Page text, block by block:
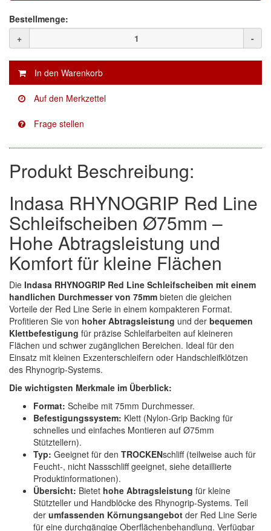
Facdos
Finixa
Indasa
KWASNY
Mirka
(1)
Novol
(3)
Prevost
(3)
Proma
(21)
Sia
(3)
Spectral
(5)
StarChem
(1)
Sundstrom
(4)
Troton
Wibeco
Bestellmenge:
+
-
Produkt Beschreibung:
Indasa RHYNOGRIP Red Line
Schleifscheiben Ø75mm –
Hohe Abtragsleistung und
Komfort für kleine Flächen
Die Indasa RHYNOGRIP Red Line Schleifscheiben mit einem
handlichen Durchmesser von 75mm bieten die gleichen
Vorteile der Red Line Serie in einem kompakteren Format.
Profitieren Sie von hoher Abtragsleistung und der bequemen
Klettbefestigung für präzise Schleifarbeiten auf kleineren
Flächen und schwer zugänglichen Bereichen. Ideal für den
Einsatz mit kleinen Exzenterschleifern oder Handschleifklötzen
des Rhynogrip-Systems.
Die wichtigsten Merkmale im Überblick:
Format: Scheibe mit 75mm Durchmesser.
Befestigungssystem: Klett (Nylon-Grip Backing für
schnelles und einfaches Montieren auf Ø75mm
Stütztellern).
Typ: Geeignet für den TROCKENschliff (teilweise auch für
Feucht-, nicht Nassschliff geeignet, siehe detaillierte
Produktinformationen).
Übersicht: Bietet hohe Abtragsleistung für kleine
Stützteller und Handblöcke des Rhynogrip-Systems. Teil
der umfassenden Körnungsangebot der Red Line Serie
für eine durchgängige Oberflächenbehandlung. Verfügbar